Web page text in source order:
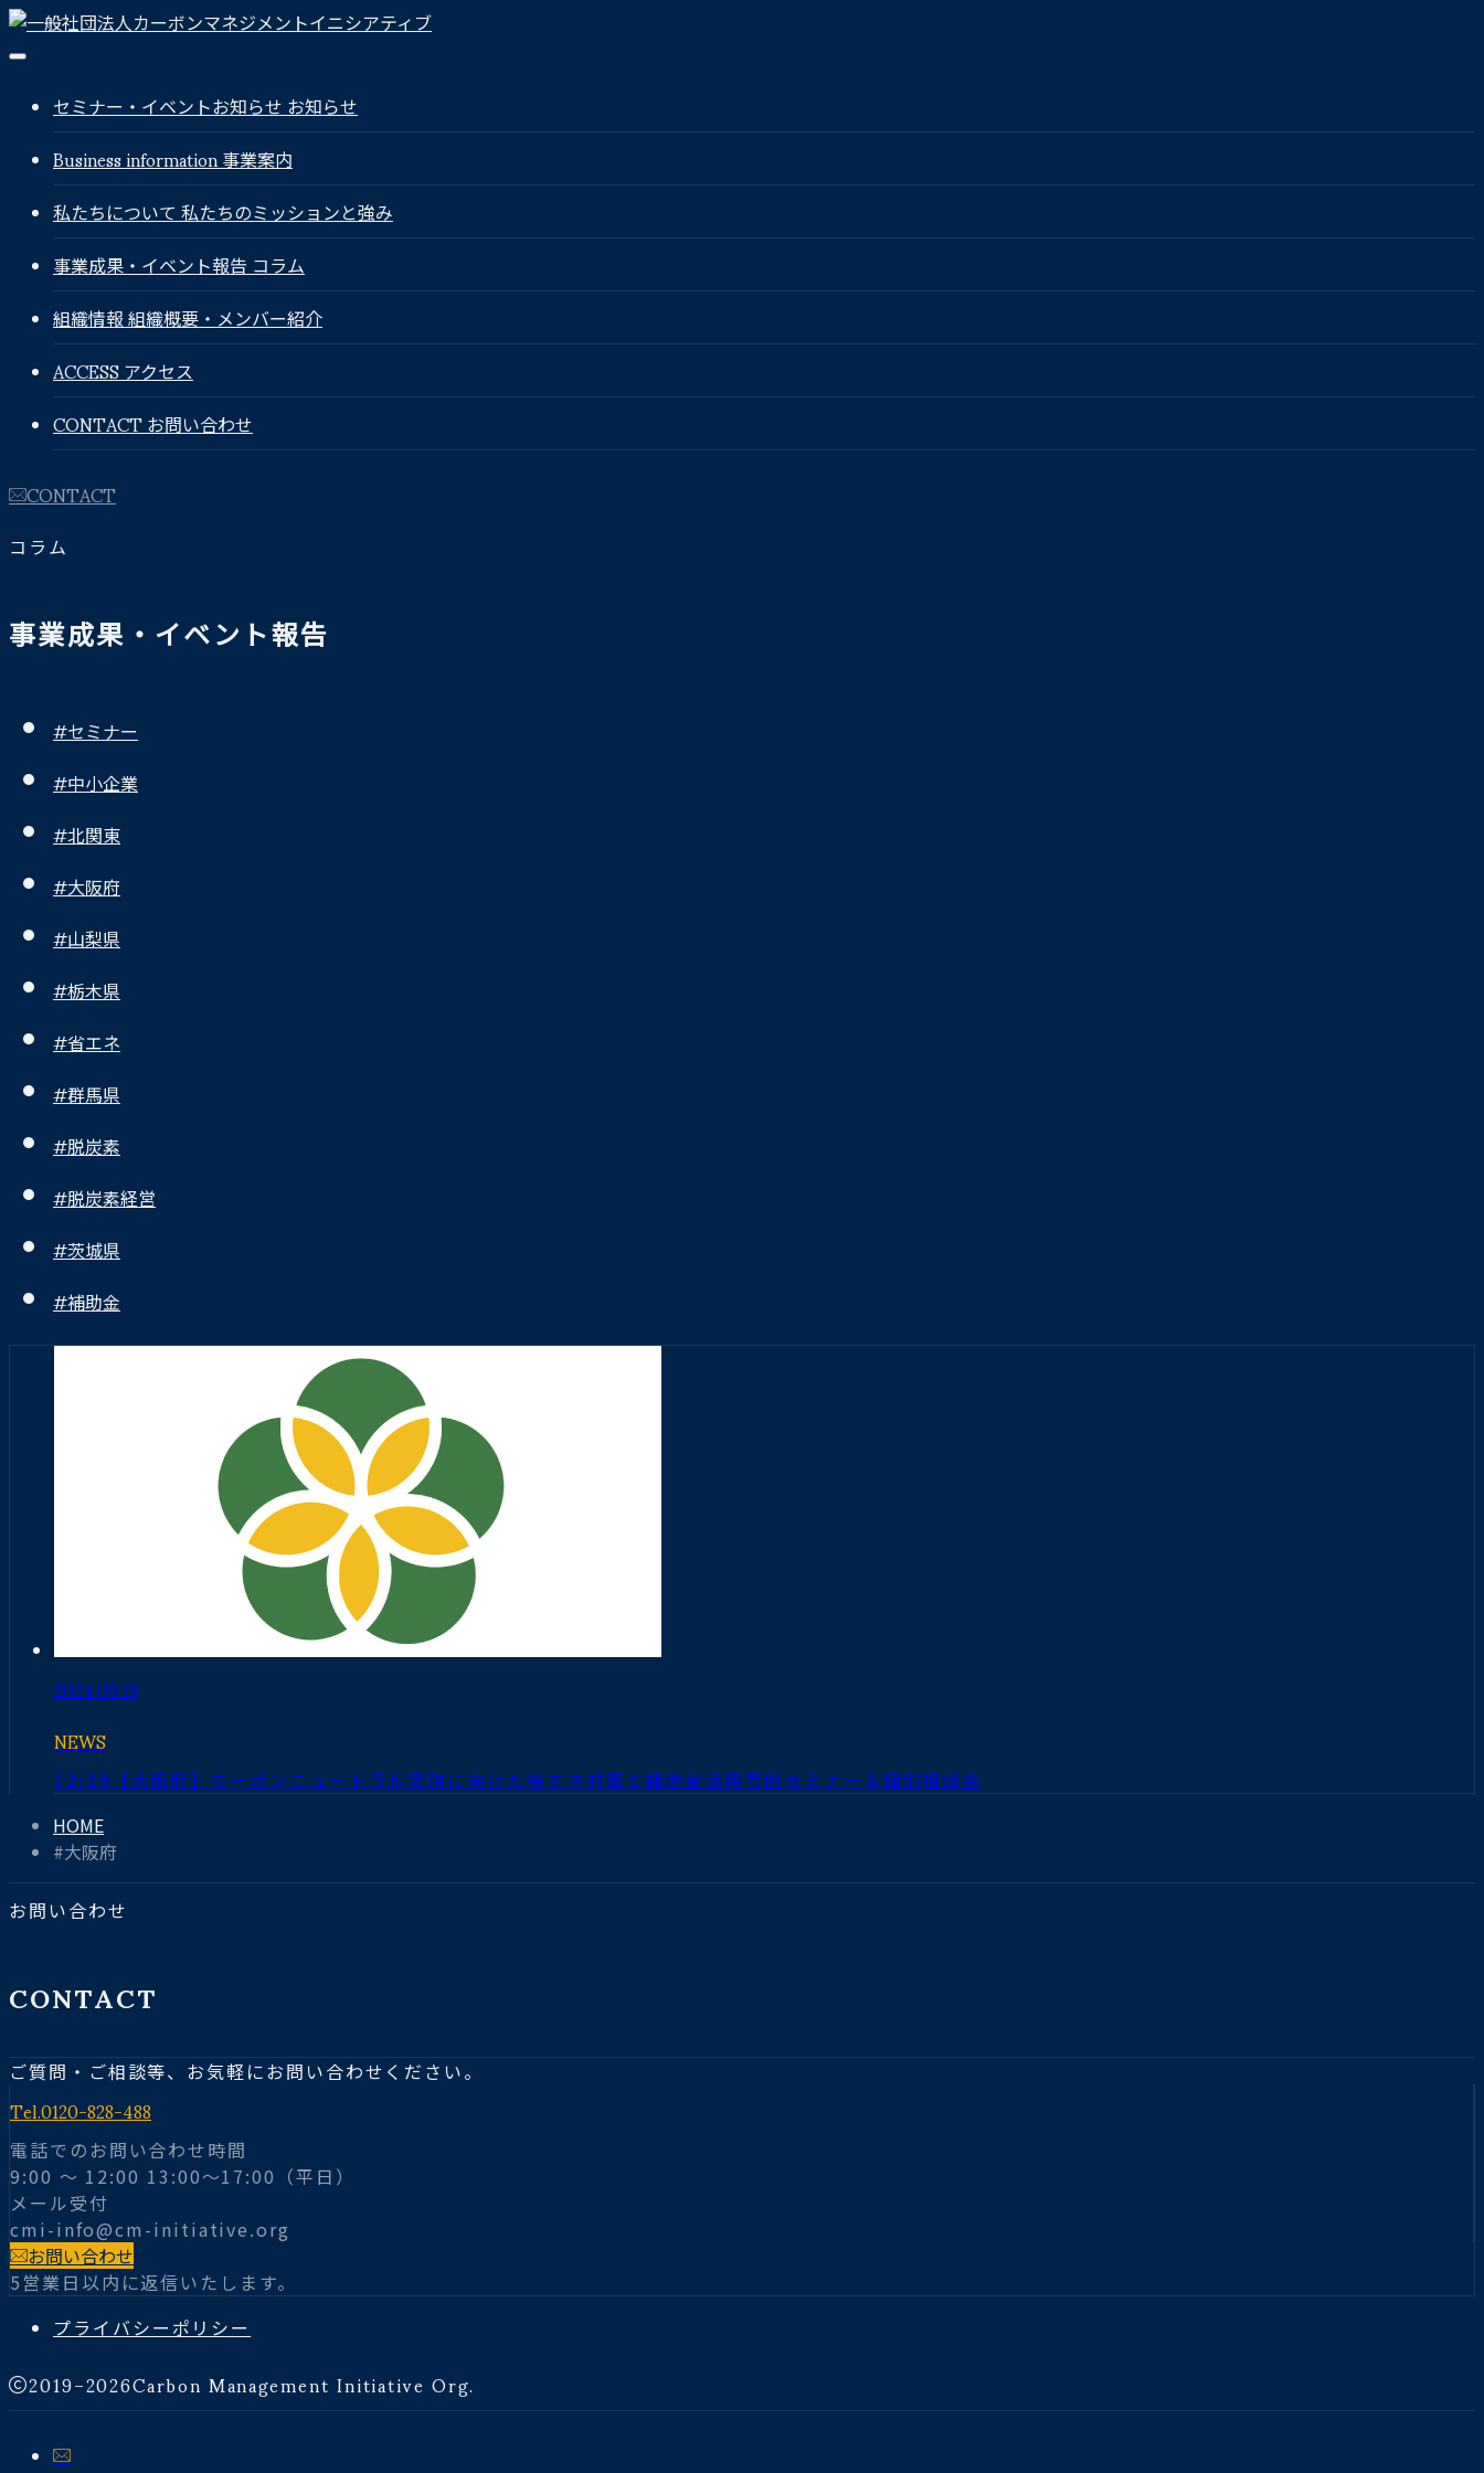
セミナー・イベントお知らせお知らせ
Business information事業案内
私たちについて私たちのミッションと強み
事業成果・イベント報告コラム
組織情報組織概要・メンバー紹介
ACCESSアクセス
CONTACTお問い合わせ
CONTACT
コラム
事業成果・イベント報告
#セミナー
#中小企業
#北関東
#大阪府
#山梨県
#栃木県
#省エネ
#群馬県
#脱炭素
#脱炭素経営
#茨城県
#補助金
2024.09.19
NEWS
12/19【大阪府】カーボンニュートラル実現に向けた省エネ対策と補助金活用事例セミナー＆個別相談会
HOME
#大阪府
お問い合わせ
CONTACT
ご質問・ご相談等、お気軽にお問い合わせください。
Tel.0120-828-488
電話でのお問い合わせ時間
9:00 〜 12:00 13:00～17:00（平日）
メール受付
cmi-info@cm-initiative.org
お問い合わせ
5営業日以内に返信いたします。
プライバシーポリシー
2019–2026Carbon Management Initiative Org.